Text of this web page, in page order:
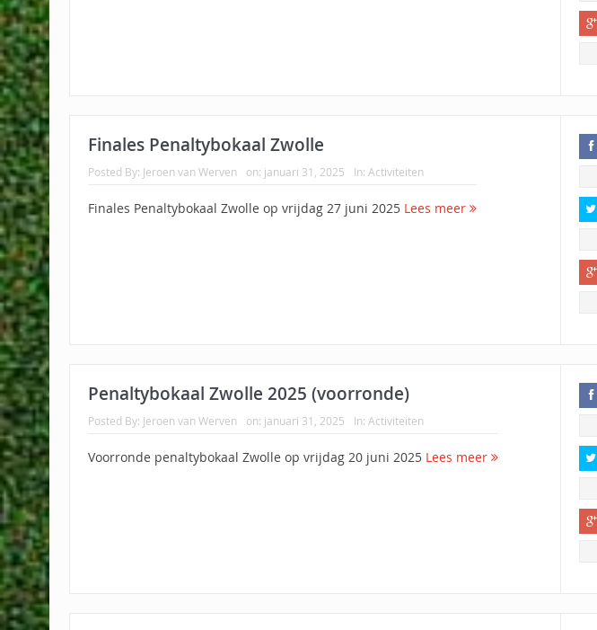
Finales Penaltybokaal Zwolle
Posted By: Jeroen van Werven on: januari 31, 2025 In: Activiteiten
Finales Penaltybokaal Zwolle op vrijdag 27 juni 2025 Lees meer
Penaltybokaal Zwolle 2025 (voorronde)
Posted By: Jeroen van Werven on: januari 31, 2025 In: Activiteiten
Voorronde penaltybokaal Zwolle op vrijdag 20 juni 2025 Lees meer